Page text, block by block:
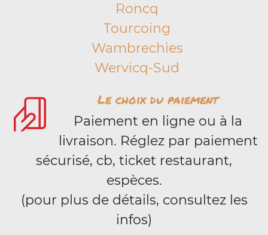
Roncq
Tourcoing
Wambrechies
Wervicq-Sud
Le choix du paiement
Paiement en ligne ou à la
livraison. Réglez par paiement
sécurisé, cb, ticket restaurant,
espèces.
(pour plus de détails, consultez les
infos)